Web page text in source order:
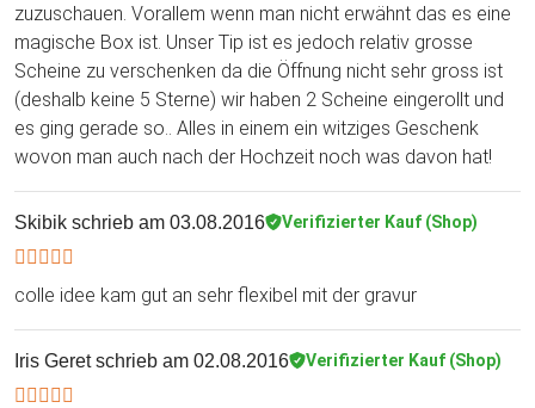
zuzuschauen. Vorallem wenn man nicht erwähnt das es eine
magische Box ist. Unser Tip ist es jedoch relativ grosse
Scheine zu verschenken da die Öffnung nicht sehr gross ist
(deshalb keine 5 Sterne) wir haben 2 Scheine eingerollt und
es ging gerade so.. Alles in einem ein witziges Geschenk
wovon man auch nach der Hochzeit noch was davon hat!
Skibik schrieb am 03.08.2016 Verifizierter Kauf (Shop)
colle idee kam gut an sehr flexibel mit der gravur
Iris Geretschrieb am 02.08.2016 Verifizierter Kauf (Shop)